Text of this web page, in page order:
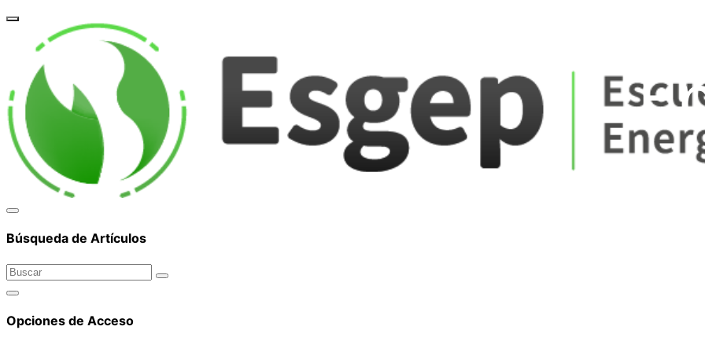
corporate_fare
Búsqueda de Artículos
Opciones de Acceso